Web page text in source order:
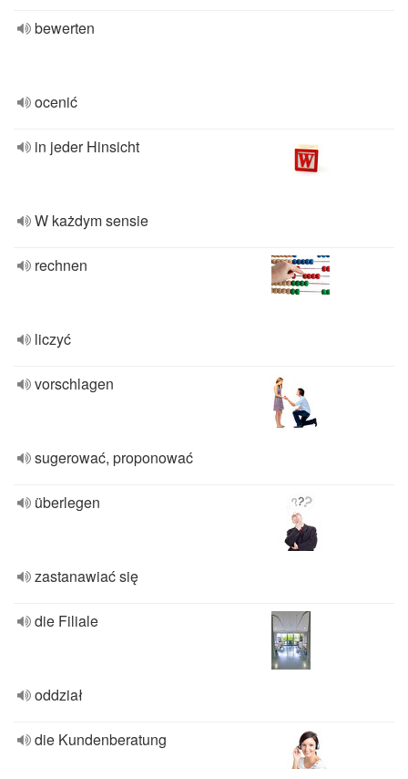
bewerten
ocenić
in jeder Hinsicht
W każdym sensie
rechnen
liczyć
vorschlagen
sugerować, proponować
überlegen
zastanawiać się
die Filiale
oddział
die Kundenberatung